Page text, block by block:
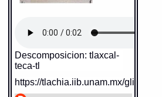
Descomposicion: tlaxcal-
teca-tl
https://tlachia.iib.unam.mx/glifo/